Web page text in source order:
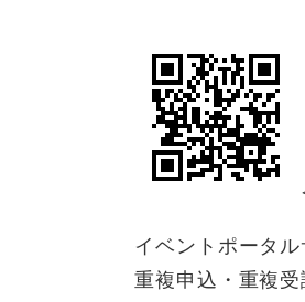
イベントポータ
重複申込・重複受